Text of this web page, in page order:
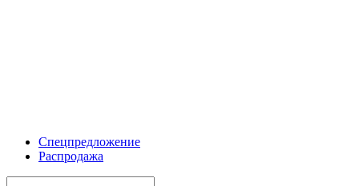
Спецпредложение
Распродажа